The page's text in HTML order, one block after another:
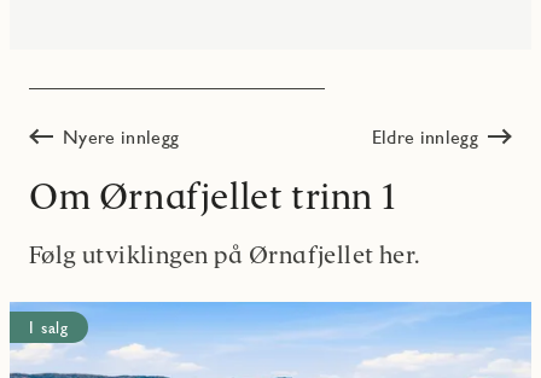
Nyere innlegg Eldre innlegg
Om Ørnafjellet trinn 1
Følg utviklingen på Ørnafjellet her.
I salg